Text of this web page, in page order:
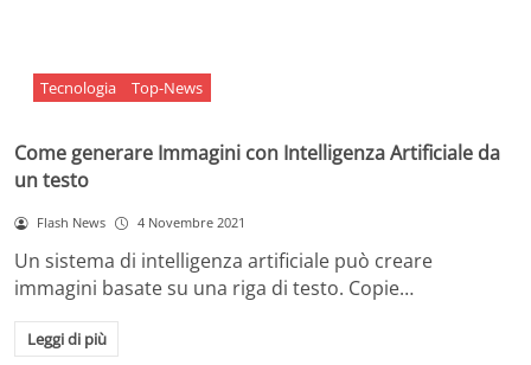
Tecnologia Top-News
Come generare Immagini con Intelligenza Artificiale da
un testo
Flash News 4 Novembre 2021
Un sistema di intelligenza artificiale può creare
immagini basate su una riga di testo. Copie…
Leggi di più